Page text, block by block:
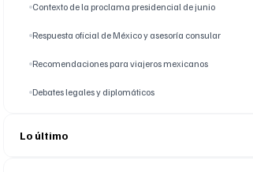
Contexto de la proclama presidencial de junio
Respuesta oficial de México y asesoría consular
Recomendaciones para viajeros mexicanos
Debates legales y diplomáticos
Lo último